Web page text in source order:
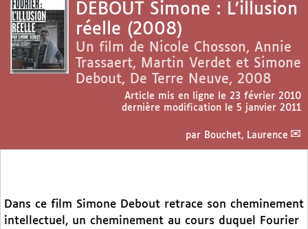
DEBOUT Simone : L’illusion
réelle (2008)
Un film de Nicole Chosson, Annie
Trassaert, Martin Verdet et Simone
Debout, De Terre Neuve, 2008
Article mis en ligne le 23 février 2010
dernière modification le 5 janvier 2011
par Bouchet, Laurence
Dans ce film Simone Debout retrace son cheminement
intellectuel, un cheminement au cours duquel Fourier